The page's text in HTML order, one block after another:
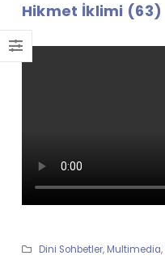
Hikmet İklimi (63)
Dini Sohbetler, Multimedia,